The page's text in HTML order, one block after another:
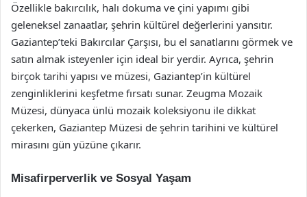
Özellikle bakırcılık, halı dokuma ve çini yapımı gibi
geleneksel zanaatlar, şehrin kültürel değerlerini yansıtır.
Gaziantep’teki Bakırcılar Çarşısı, bu el sanatlarını görmek ve
satın almak isteyenler için ideal bir yerdir. Ayrıca, şehrin
birçok tarihi yapısı ve müzesi, Gaziantep’in kültürel
zenginliklerini keşfetme fırsatı sunar. Zeugma Mozaik
Müzesi, dünyaca ünlü mozaik koleksiyonu ile dikkat
çekerken, Gaziantep Müzesi de şehrin tarihini ve kültürel
mirasını gün yüzüne çıkarır.
Misafirperverlik ve Sosyal Yaşam